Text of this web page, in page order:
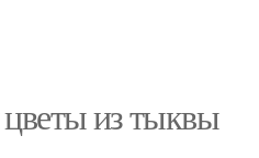
из тыквы